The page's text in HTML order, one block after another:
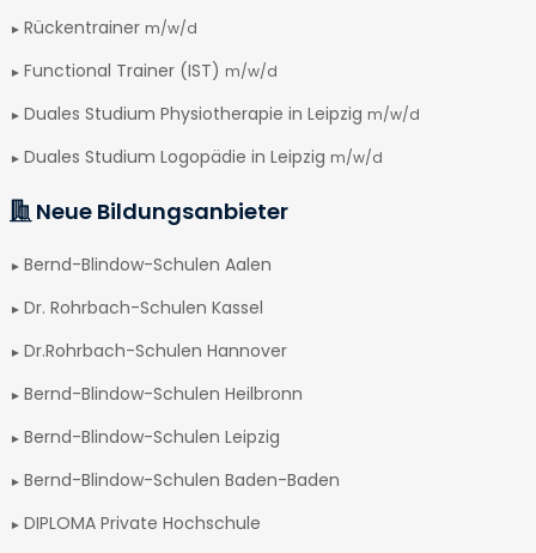
Rückentrainer m/w/d
Functional Trainer (IST) m/w/d
Duales Studium Physiotherapie in Leipzig m/w/d
Duales Studium Logopädie in Leipzig m/w/d
Neue Bildungsanbieter
Bernd-Blindow-Schulen Aalen
Dr. Rohrbach-Schulen Kassel
Dr.Rohrbach-Schulen Hannover
Bernd-Blindow-Schulen Heilbronn
Bernd-Blindow-Schulen Leipzig
Bernd-Blindow-Schulen Baden-Baden
DIPLOMA Private Hochschule